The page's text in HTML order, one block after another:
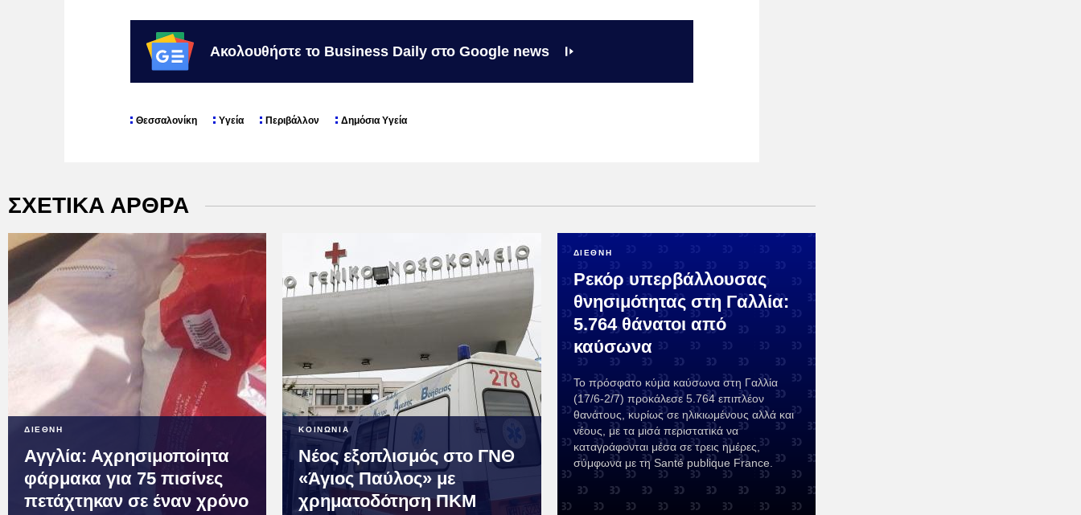
Ακολουθήστε το Business Daily στο Google news
Θεσσαλονίκη Υγεία Περιβάλλον Δημόσια Υγεία
ΣΧΕΤΙΚΑ ΑΡΘΡΑ
ΔΙΕΘΝΗ
Αγγλία: Αχρησιμοποίητα
φάρμακα για 75 πισίνες
πετάχτηκαν σε έναν χρόνο
ΚΟΙΝΩΝΙΑ
Νέος εξοπλισμός στο ΓΝΘ
«Άγιος Παύλος» με
χρηματοδότηση ΠΚΜ
ΔΙΕΘΝΗ
Ρεκόρ υπερβάλλουσας
θνησιμότητας στη Γαλλία:
5.764 θάνατοι από
καύσωνα
Το πρόσφατο κύμα καύσωνα στη Γαλλία
(17/6-2/7) προκάλεσε 5.764 επιπλέον
θανάτους, κυρίως σε ηλικιωμένους αλλά και
νέους, με τα μισά περιστατικά να
καταγράφονται μέσα σε τρεις ημέρες,
σύμφωνα με τη Santé publique France.